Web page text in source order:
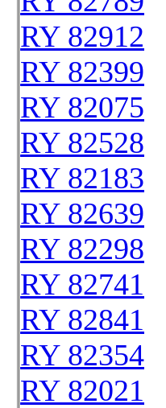
RY 82912
RY 82399
RY 82075
RY 82528
RY 82183
RY 82639
RY 82298
RY 82741
RY 82841
RY 82354
RY 82021